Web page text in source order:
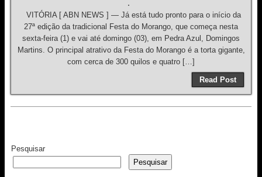
VITÓRIA [ ABN NEWS ] — Já está tudo pronto para o início da
27ª edição da tradicional Festa do Morango, que começa nesta
sexta-feira (1) e vai até domingo (03), em Pedra Azul, Domingos
Martins. O principal atrativo da Festa do Morango é a torta gigante,
com cerca de 300 quilos e quatro […]
Read Post
Pesquisar
Pesquisar